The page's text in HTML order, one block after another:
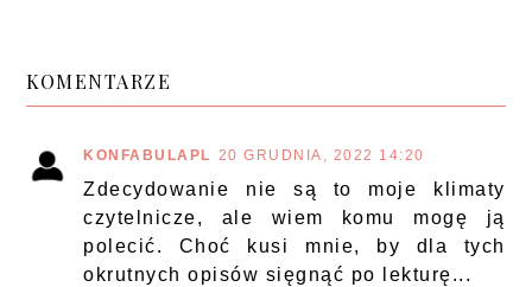
KOMENTARZE
KONFABULAPL 20 GRUDNIA, 2022 14:20
Zdecydowanie nie są to moje klimaty
czytelnicze, ale wiem komu mogę ją
polecić. Choć kusi mnie, by dla tych
okrutnych opisów sięgnąć po lekturę...